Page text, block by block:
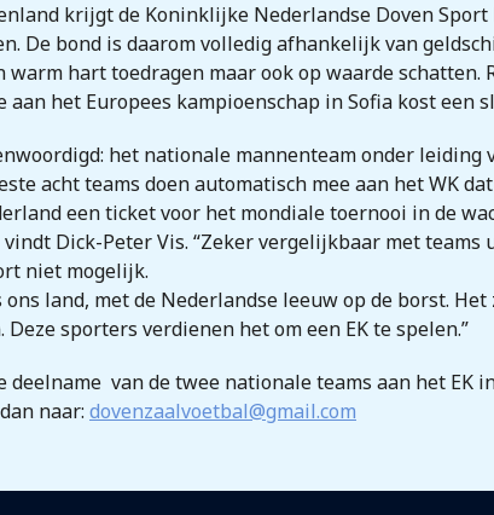
krijgt de Koninklijke Nederlandse Doven
De bond is daarom volledig afhankelijk van
hart toedragen maar ook op waarde schatten.
het Europees kampioenschap in Sofia kost een
het nationale mannenteam onder
acht teams doen automatisch mee aan het WK
een ticket voor het mondiale toernooi in de
Dick-Peter Vis. “Zeker vergelijkbaar met
niet mogelijk.
land, met de Nederlandse leeuw op de borst.
sporters verdienen het om een EK te spelen.”
van de twee nationale teams aan het EK
naar: dovenzaalvoetbal@gmail.com